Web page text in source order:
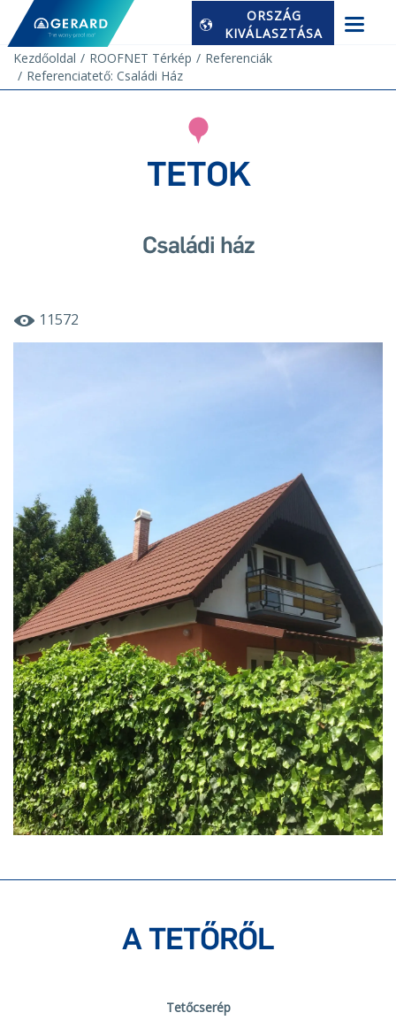
ORSZÁG
KIVÁLASZTÁSA
Kezdőoldal
ROOFNET Térkép
Referenciák
Referenciatető: Családi Ház
TETOK
Családi ház
11572
A TETŐRŐL
Tetőcserép